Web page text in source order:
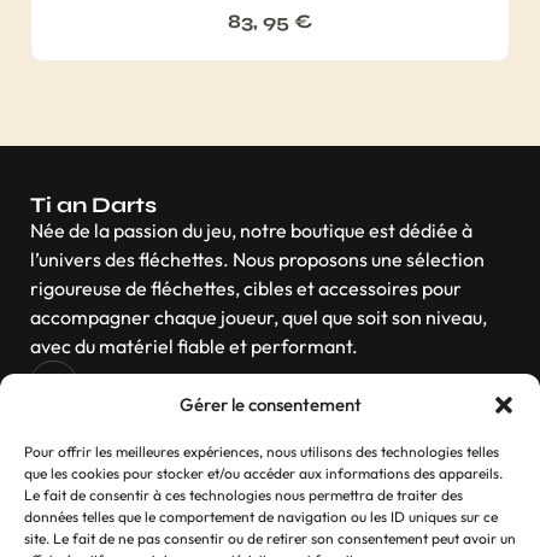
Gérer le consentement
Pour offrir les meilleures expériences, nous utilisons des technologies telles
que les cookies pour stocker et/ou accéder aux informations des appareils.
Le fait de consentir à ces technologies nous permettra de traiter des
données telles que le comportement de navigation ou les ID uniques sur ce
site. Le fait de ne pas consentir ou de retirer son consentement peut avoir un
83, 95 €
Ti an Darts
Née de la passion du jeu, notre boutique est dédiée à
l’univers des fléchettes. Nous proposons une sélection
rigoureuse de fléchettes, cibles et accessoires pour
accompagner chaque joueur, quel que soit son niveau,
avec du matériel fiable et performant.
Navigation